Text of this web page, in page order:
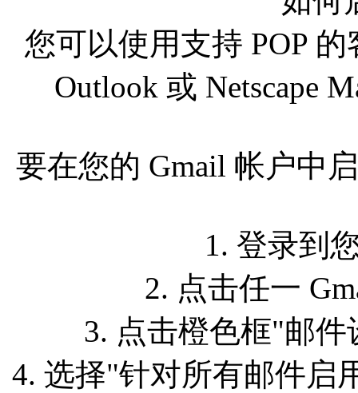
您可以使用支持 POP
Outlook 或 Netscape
要在您的 Gmail 帐户中
1. 登录到
2. 点击任一
3. 点击橙色框"邮
4. 选择"针对所有邮件启